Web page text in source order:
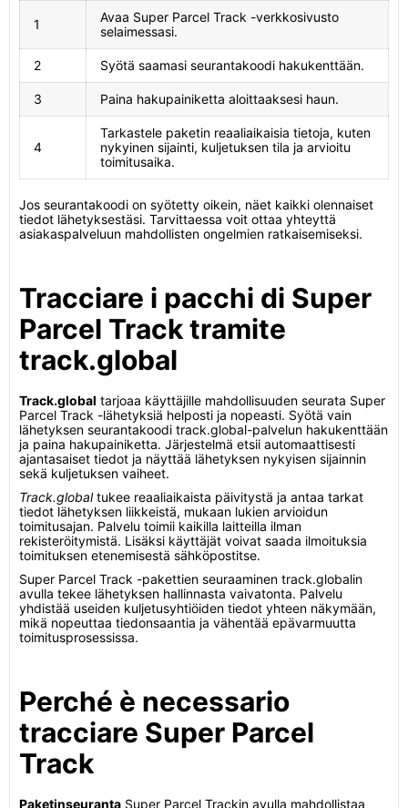
1
Avaa Super Parcel Track -verkkosivusto
selaimessasi.
2 Syötä saamasi seurantakoodi hakukenttään.
3 Paina hakupainiketta aloittaaksesi haun.
4
Tarkastele paketin reaaliaikaisia tietoja, kuten
nykyinen sijainti, kuljetuksen tila ja arvioitu
toimitusaika.
Jos seurantakoodi on syötetty oikein, näet kaikki olennaiset
tiedot lähetyksestäsi. Tarvittaessa voit ottaa yhteyttä
asiakaspalveluun mahdollisten ongelmien ratkaisemiseksi.
Tracciare i pacchi di Super
Parcel Track tramite
track.global
Track.global tarjoaa käyttäjille mahdollisuuden seurata Super
Parcel Track -lähetyksiä helposti ja nopeasti. Syötä vain
lähetyksen seurantakoodi track.global-palvelun hakukenttään
ja paina hakupainiketta. Järjestelmä etsii automaattisesti
ajantasaiset tiedot ja näyttää lähetyksen nykyisen sijainnin
sekä kuljetuksen vaiheet.
Track.globaltukee reaaliaikaista päivitystä ja antaa tarkat
tiedot lähetyksen liikkeistä, mukaan lukien arvioidun
toimitusajan. Palvelu toimii kaikilla laitteilla ilman
rekisteröitymistä. Lisäksi käyttäjät voivat saada ilmoituksia
toimituksen etenemisestä sähköpostitse.
Super Parcel Track -pakettien seuraaminen track.globalin
avulla tekee lähetyksen hallinnasta vaivatonta. Palvelu
yhdistää useiden kuljetusyhtiöiden tiedot yhteen näkymään,
mikä nopeuttaa tiedonsaantia ja vähentää epävarmuutta
toimitusprosessissa.
Perché è necessario
tracciare Super Parcel
Track
Paketinseuranta Super Parcel Trackin avulla mahdollistaa